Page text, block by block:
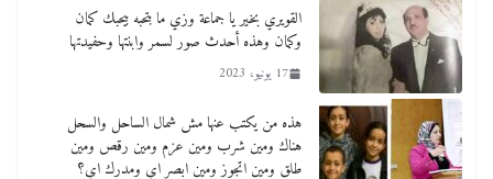
القويري بخير يا جماعة وزي ما بتحبه بيحبك كمان
وكمان وهذه أحدث صور لسمر وابنتها وحفيدتها
17 يونيو، 2023
هذه من يكتب عنها مش شمال الساحل والسحل
هناك ومين شرب ومين عزم ومين رقص ومين
طلق ومين اتجوز ومين ابصر اي ومدرك اي؟